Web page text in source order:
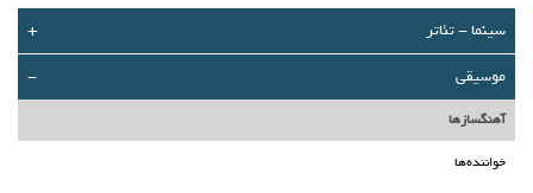
فروشگاه
مجله ویدئویی
کودک
سينما - تئاتر
+
موسیقی
-
آهنگسازها
خواننده‌ها